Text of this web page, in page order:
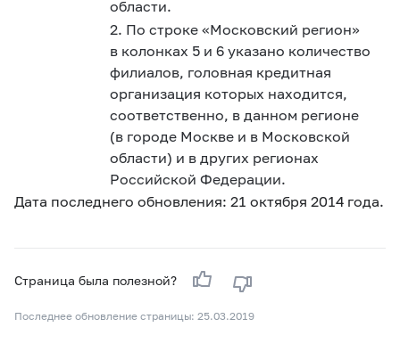
области.
2. По строке «Московский регион»
в колонках 5 и 6 указано количество
филиалов, головная кредитная
организация которых находится,
соответственно, в данном регионе
(в городе Москве и в Московской
области) и в других регионах
Российской Федерации.
Дата последнего обновления: 21 октября 2014 года.
Страница была полезной?
Последнее обновление страницы: 25.03.2019